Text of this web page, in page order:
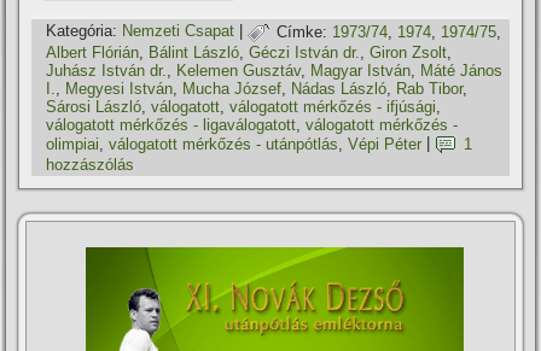
Kategória: Nemzeti Csapat | Címke: 1973/74 1974 1974/75
Albert Flórián, Bálint László,Géczi István dr.,Giron Zsolt,
Juhász István dr., Kelemen Gusztáv, Magyar István, Máté János
I., Megyesi István, Mucha József, Nádas László, Rab Tibor,
Sárosi László,válogatott,válogatott mérkőzés - ifjúsági,
válogatott mérkőzés - ligaválogatott,válogatott mérkőzés -
olimpiai ,válogatott mérkőzés - utánpótlás ,Vépi Péter
1
hozzászólás